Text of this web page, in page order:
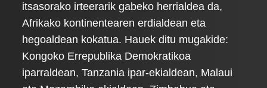
itsasorako irteerarik gabeko herrialdea da,
Afrikako kontinentearen erdialdean eta
hegoaldean kokatua. Hauek ditu mugakide:
Kongoko Errepublika Demokratikoa
iparraldean, Tanzania ipar-ekialdean, Malaui